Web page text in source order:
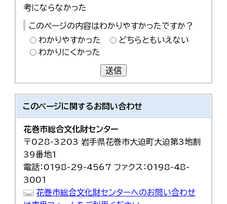
考にならなかった
このページの内容はわかりやすかったですか？
わかりやすかった
どちらともいえない
わかりにくかった
送信
このページに関するお問い合わせ
花巻市総合文化財センター
〒028-3203 岩手県花巻市大迫町大迫第3地割
39番地1
電話：0198-29-4567 ファクス：0198-48-
3001
花巻市総合文化財センターへのお問い合わせ